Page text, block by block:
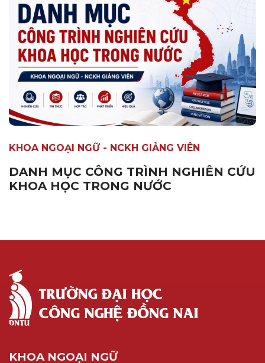
KHOA NGOẠI NGỮ - NCKH GIẢNG VIÊN
DANH MỤC CÔNG TRÌNH NGHIÊN CỨU
KHOA HỌC TRONG NƯỚC
KHOA NGOẠI NGỮ